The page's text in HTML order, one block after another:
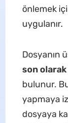
önlemek
uygulanır.
Dosyanın
son
bulunur.
yapmaya
dosyaya